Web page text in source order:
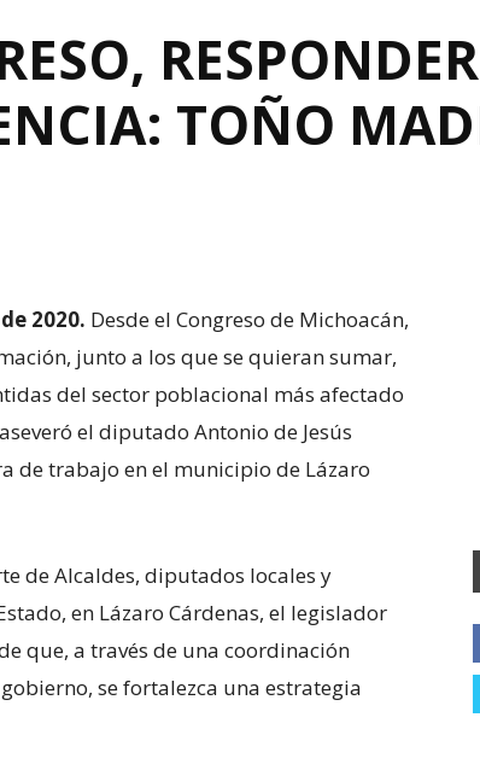
TOÑO
2020. Desde el Congreso de Michoacán,
junto a los que se quieran sumar,
del sector poblacional más afectado
el diputado Antonio de Jesús
de trabajo en el municipio de Lázaro
de Alcaldes, diputados locales y
en Lázaro Cárdenas, el legislador
que, a través de una coordinación
se fortalezca una estrategia